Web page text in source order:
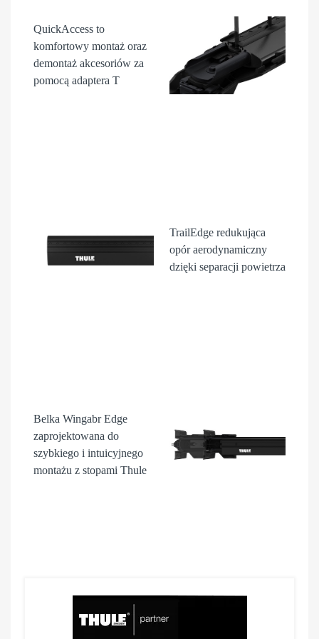
QuickAccess to
komfortowy montaż oraz
demontaż akcesoriów za
pomocą adaptera T
TrailEdge redukująca
opór aerodynamiczny
dzięki separacji powietrza
Belka Wingabr Edge
zaprojektowana do
szybkiego i intuicyjnego
montażu z stopami Thule